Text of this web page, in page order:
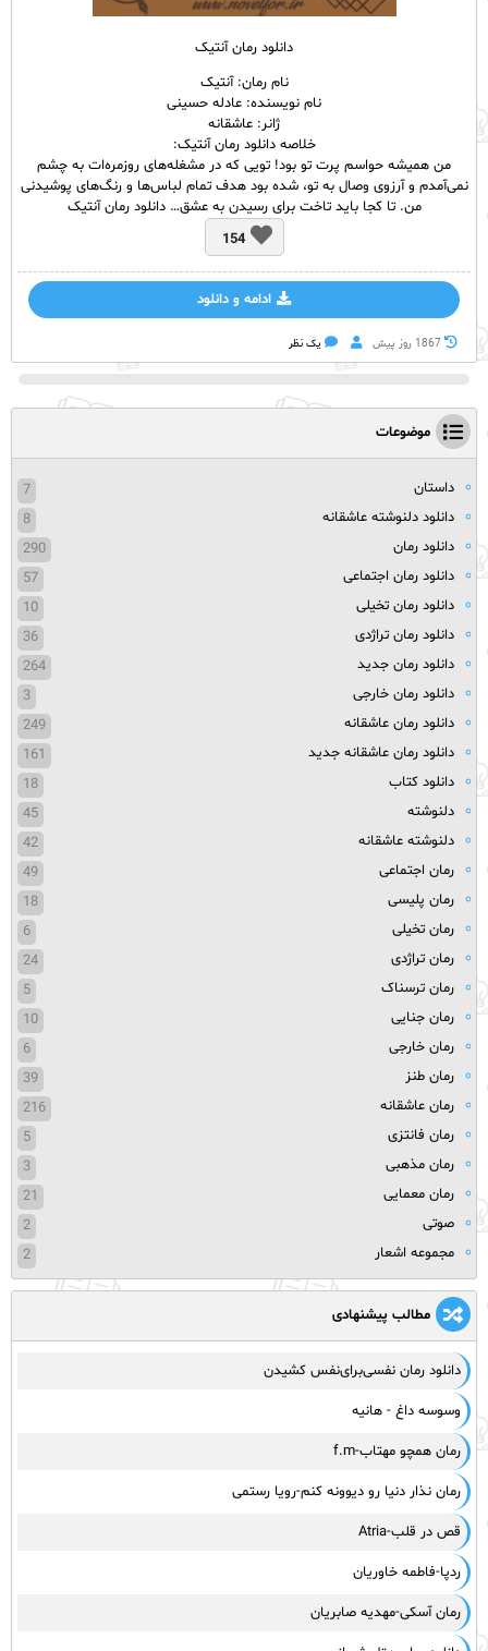
دانلود رمان آنتیک
نام رمان: آنتیک
نام نویسنده: عادله حسینی
ژانر: عاشقانه
خلاصه دانلود رمان آنتیک:
من همیشه حواسم پرت تو بود! تویی که در مشغله‌های روزمره‌ات به چشم
نمی‌آمدم و آرزوی وصال به تو، شده بود هدف تمام لباس‌ها و رنگ‌های پوشیدنی
من. تا کجا باید تاخت برای رسیدن به عشق… دانلود رمان آنتیک
154
ادامه و دانلود
1867 روز پيش یک نظر
موضوعات
داستان
7
دانلود دلنوشته عاشقانه
8
دانلود رمان
290
دانلود رمان اجتماعی
57
دانلود رمان تخیلی
10
دانلود رمان تراژدی
36
دانلود رمان جدید
264
دانلود رمان خارجی
3
دانلود رمان عاشقانه
249
دانلود رمان عاشقانه جدید
161
دانلود کتاب
18
دلنوشته
45
دلنوشته عاشقانه
42
رمان اجتماعی
49
رمان پلیسی
18
رمان تخیلی
6
رمان تراژدی
24
رمان ترسناک
5
رمان جنایی
10
رمان خارجی
6
رمان طنز
39
رمان عاشقانه
216
رمان فانتزی
5
رمان مذهبی
3
رمان معمایی
21
صوتی
2
مجموعه اشعار
2
مطالب پیشنهادی
دانلود رمان نفسی‌برای‌نفس کشیدن
وسوسه داغ - هانیه
رمان همچو مهتاب-f.m
رمان نذار دنیا رو دیوونه کنم-رویا رستمی
قص در قلب-Atria
ردپا-فاطمه خاوریان
رمان آسکی-مهدیه صابریان